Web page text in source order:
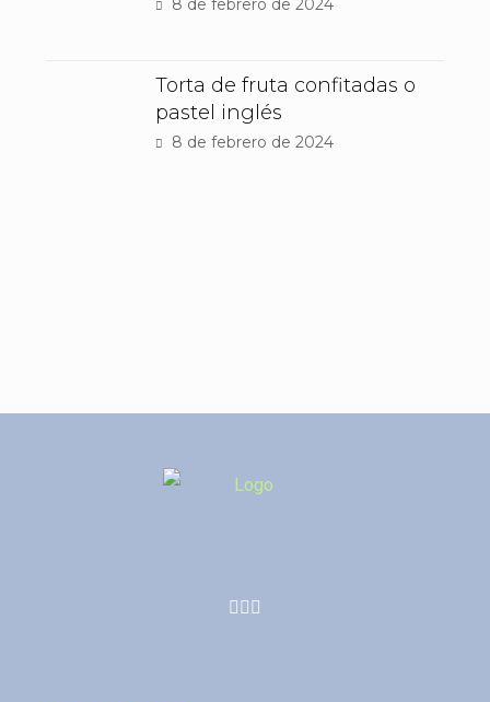
8 de febrero de 2024
Torta de fruta confitadas o
pastel inglés
8 de febrero de 2024